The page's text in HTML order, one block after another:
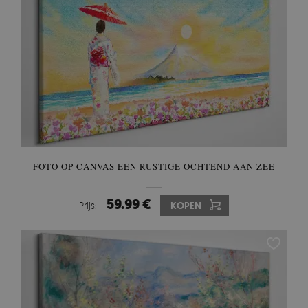
FOTO OP CANVAS EEN RUSTIGE OCHTEND AAN ZEE
Prijs: 59.99 € KOPEN